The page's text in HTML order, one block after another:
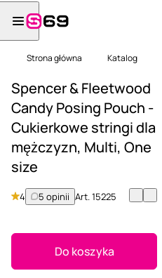
Strona główna Katalog
Spencer & Fleetwood
Candy Posing Pouch -
Cukierkowe stringi dla
mężczyzn, Multi, One
size
4 5 opinii Art.15225
Do koszyka